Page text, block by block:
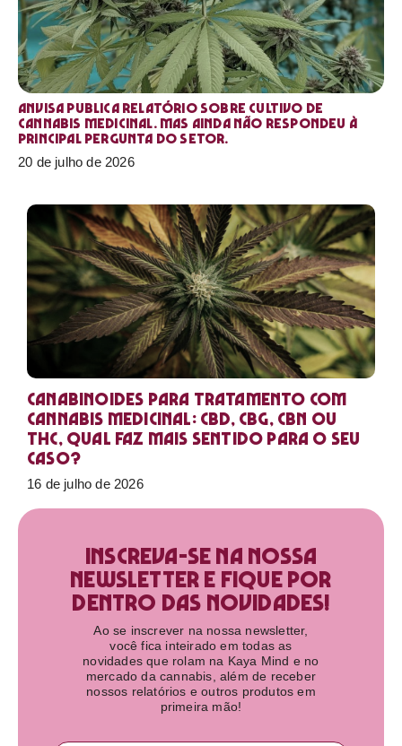
Anvisa publica relatório sobre cultivo de
Cannabis medicinal. Mas ainda não respondeu à
principal pergunta do setor.
20 de julho de 2026
Canabinoides para tratamento com
cannabis medicinal: CBD, CBG, CBN ou
THC, qual faz mais sentido para o seu
caso?
16 de julho de 2026
Inscreva-se na nossa
newsletter e fique por
dentro das novidades!​
Ao se inscrever na nossa newsletter,
você fica inteirado em todas as
novidades que rolam na Kaya Mind e no
mercado da cannabis, além de receber
nossos relatórios e outros produtos em
primeira mão!